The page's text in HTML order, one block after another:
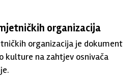
organizacija
organizacija je dokument
kulture na zahtjev osnivača